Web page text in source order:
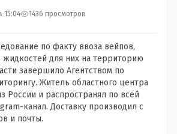
15:04 1436 просмотров
по факту ввоза вейпов,
жидкостей для них на территорию
завершило Агентством по
Житель областного центра
России и распространял по всей
канал. Доставку производил с
и почты.